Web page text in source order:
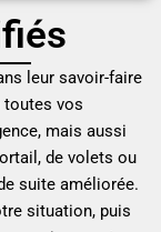
leur savoir-faire
toutes vos
mais aussi
de volets ou
suite améliorée.
situation, puis